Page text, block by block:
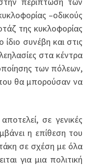
–οδικούς
της κυκλοφορίας
συνέβη και στις
στα κέντρα
των πόλεων,
θα μπορούσαν να
σε γενικές
η επίθεση του
σε σχέση με όλα
για μια πολιτική